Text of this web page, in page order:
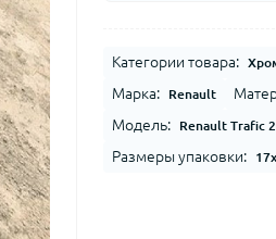
Категории товара: Хром
Марка: Renault
Модель: Renault Trafic
Размеры упаковки: